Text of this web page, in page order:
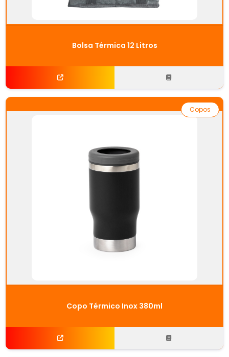
Bolsa Térmica 12 Litros
Copo Térmico Inox 380ml
Copos